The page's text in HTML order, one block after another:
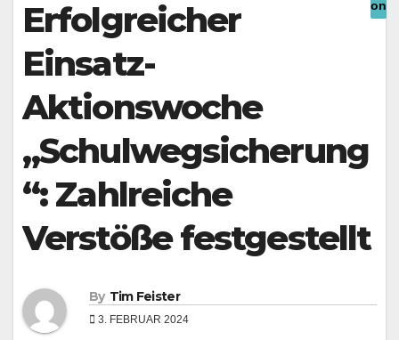
format_underlined Underline links
font_download Mark links
Leave feedback
Accessibility
statement
Erfolgreicher
Einsatz-
Aktionswoche
„Schulwegsicherung
“: Zahlreiche
Verstöße festgestellt
By Tim Feister
3. FEBRUAR 2024